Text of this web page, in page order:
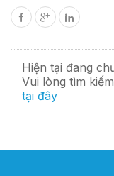
Hiện tại đang
Vui lòng tìm
tại đây